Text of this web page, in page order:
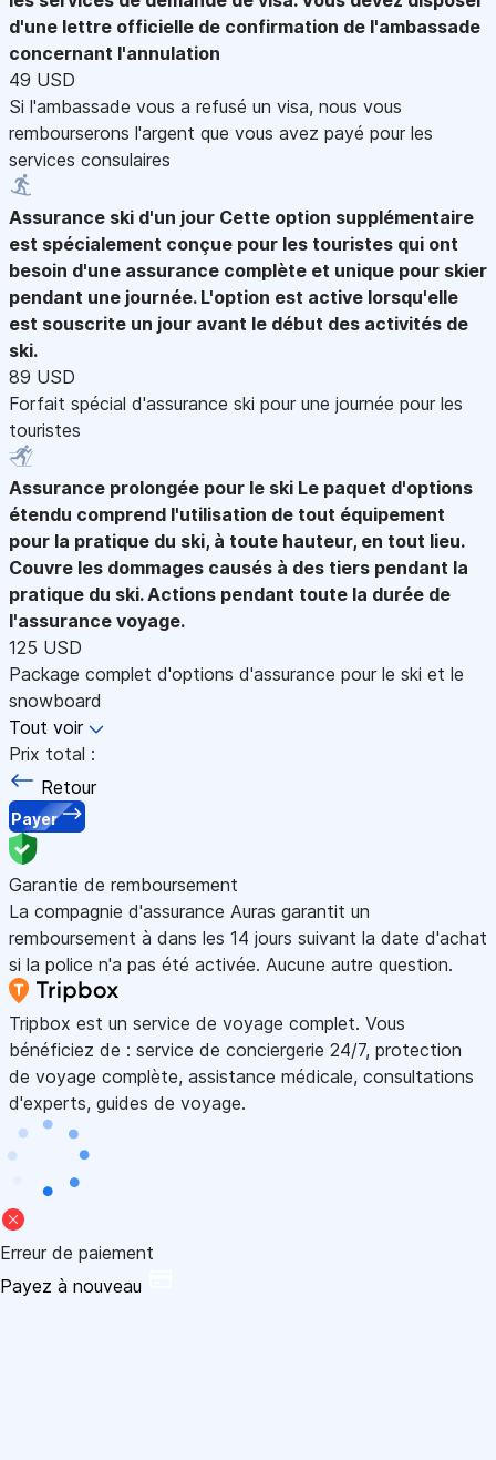
d'une lettre officielle de confirmation de l'ambassade
concernant l'annulation
49 USD
Si l'ambassade vous a refusé un visa, nous vous
rembourserons l'argent que vous avez payé pour les
services consulaires
Assurance ski d'un jour Cette option supplémentaire
est spécialement conçue pour les touristes qui ont
besoin d'une assurance complète et unique pour skier
pendant une journée. L'option est active lorsqu'elle
est souscrite un jour avant le début des activités de
ski.
89 USD
Forfait spécial d'assurance ski pour une journée pour les
touristes
Assurance prolongée pour le ski Le paquet d'options
étendu comprend l'utilisation de tout équipement
pour la pratique du ski, à toute hauteur, en tout lieu.
Couvre les dommages causés à des tiers pendant la
pratique du ski. Actions pendant toute la durée de
l'assurance voyage.
125 USD
Package complet d'options d'assurance pour le ski et le
snowboard
Tout voir
Prix total :
Retour
Payer
Garantie de remboursement
La compagnie d'assurance Auras garantit un
remboursement à dans les 14 jours suivant la date d'achat
si la police n'a pas été activée. Aucune autre question.
Tripbox est un service de voyage complet. Vous
bénéficiez de : service de conciergerie 24/7, protection
de voyage complète, assistance médicale, consultations
d'experts, guides de voyage.
Erreur de paiement
Payez à nouveau